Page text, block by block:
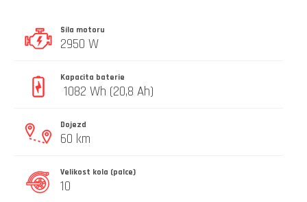
Síla motoru
2950 W
Kapacita baterie
1082 Wh (20,8 Ah)
Dojezd
60 km
Velikost kola (palce)
10